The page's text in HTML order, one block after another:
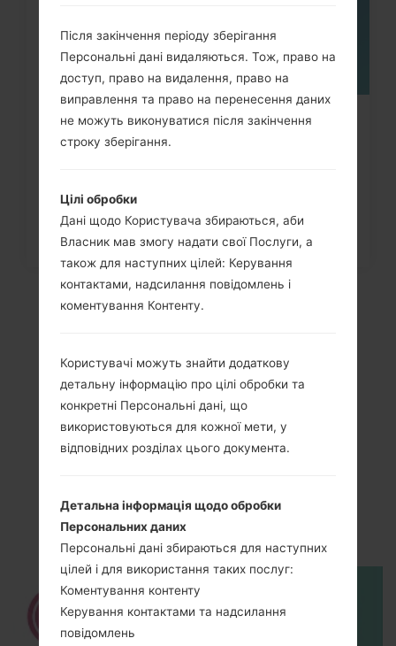
Як видалити усі дані з телефону
через меню на LG Intuition,...
LGH442(LGH442)
akaLG Spirit
Після закінчення періоду зберігання
Персональні дані видаляються. Тож, право на
доступ, право на видалення, право на
виправлення та право на перенесення даних
не можуть виконуватися після закінчення
строку зберігання.
Цілі обробки
Дані щодо Користувача збираються, аби
Власник мав змогу надати свої Послуги, а
також для наступних цілей: Керування
контактами, надсилання повідомлень і
коментування Контенту.
Користувачі можуть знайти додаткову
детальну інформацію про цілі обробки та
конкретні Персональні дані, що
використовуються для кожної мети, у
відповідних розділах цього документа.
Детальна інформація щодо обробки
Персональних даних
Персональні дані збираються для наступних
цілей і для використання таких послуг:
Коментування контенту
Керування контактами та надсилання
повідомлень